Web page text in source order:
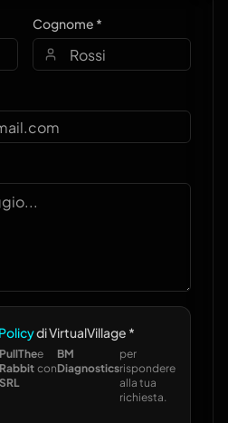
Cognome *
di VirtualVillage *
PullThe
Rabbit
SRL
e
con
BM
Diagnostics
per
rispondere
alla tua
richiesta.